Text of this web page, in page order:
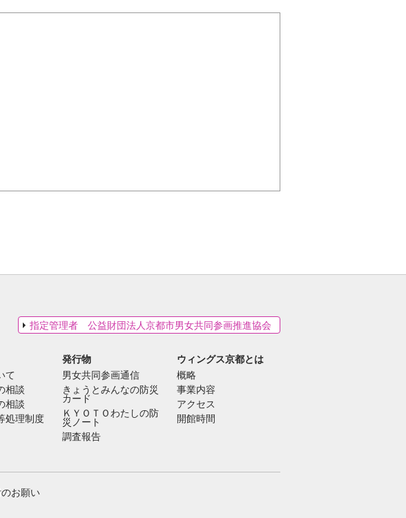
指定管理者 公益財団法人京都市男女共同参画推進協会
て
相談
相談
処理制度
発行物
男女共同参画通信
きょうとみんなの防災
カード
ＫＹＯＴＯわたしの防
災ノート
調査報告
ウィングス京都とは
概略
事業内容
アクセス
開館時間
お願い